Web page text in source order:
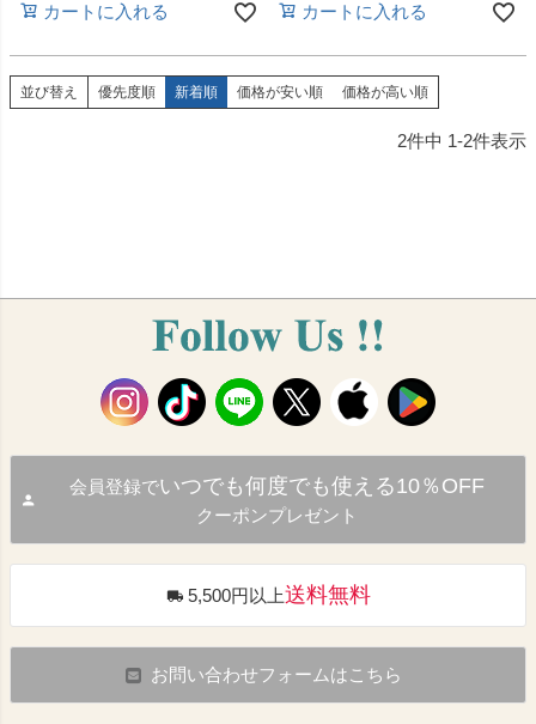
カートに入れる
カートに入れる
並び替え 優先度順 新着順 価格が安い順 価格が高い順
2件中 1-2件表示
会員登録でいつでも何度でも使える10％OFF
クーポンプレゼント
5,500円以上送料無料
お問い合わせフォームはこちら